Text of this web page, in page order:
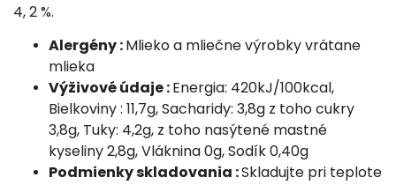
4, 2 %.
Alergény :Mlieko a mliečne výrobky vrátane
mlieka
Výživové údaje :Energia: 420kJ/100kcal,
Bielkoviny : 11,7g, Sacharidy: 3,8g z toho cukry
3,8g, Tuky: 4,2g, z toho nasýtené mastné
kyseliny 2,8g, Vláknina 0g, Sodík 0,40g
Podmienky skladovania :Skladujte pri teplote